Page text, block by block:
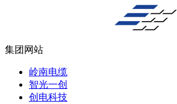
集团网站
岭南电缆
智光一创
创电科技